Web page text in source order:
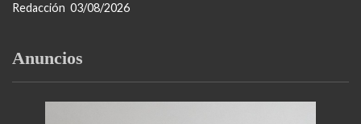
Redacción 03/08/2026
Anuncios